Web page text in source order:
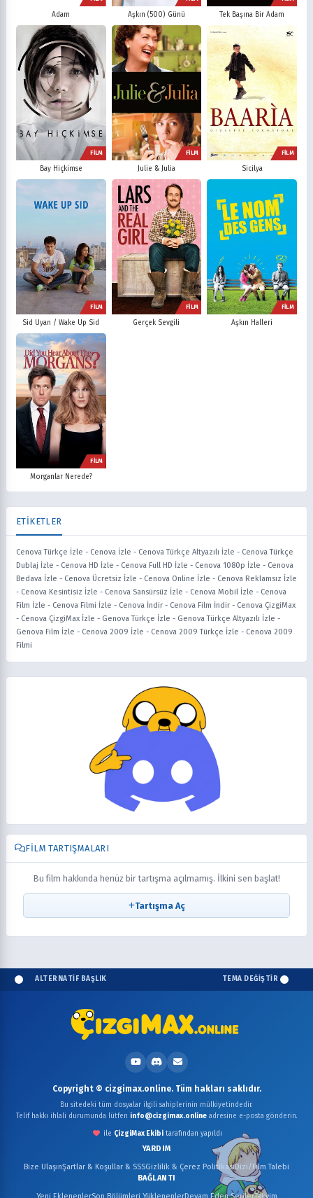
Adam Aşkın (500) Günü Tek Başına Bir Adam
FİLM
Bay Hiçkimse
FİLM
Julie & Julia
FİLM
Sicilya
FİLM
Sid Uyan / Wake Up Sid
FİLM
Gerçek Sevgili
FİLM
Aşkın Halleri
FİLM
Morganlar Nerede?
ETİKETLER
Cenova Türkçe İzle - Cenova İzle - Cenova Türkçe Altyazılı İzle - Cenova Türkçe
Dublaj İzle - Cenova HD İzle - Cenova Full HD İzle - Cenova 1080p İzle - Cenova
Bedava İzle - Cenova Ücretsiz İzle - Cenova Online İzle - Cenova Reklamsız İzle
- Cenova Kesintisiz İzle - Cenova Sansürsüz İzle - Cenova Mobil İzle - Cenova
Film İzle - Cenova Filmi İzle - Cenova İndir - Cenova Film İndir - Cenova ÇizgiMax
- Cenova ÇizgiMax İzle - Genova Türkçe İzle - Genova Türkçe Altyazılı İzle -
Genova Film İzle - Cenova 2009 İzle - Cenova 2009 Türkçe İzle - Cenova 2009
Filmi
FILM TARTIŞMALARI
Bu film hakkında henüz bir tartışma açılmamış. İlkini sen başlat!
Tartışma Aç
ALTERNATİF BAŞLIK TEMA DEĞİŞTİR
YARDIM
Bize UlaşınŞartlar & Koşullar & SSSGizlilik & Çerez PolitikasıDizi/Film Talebi
BAĞLANTI
Copyright © cizgimax.online. Tüm hakları saklıdır.
Bu sitedeki tüm dosyalar ilgili sahiplerinin mülkiyetindedir.
Telif hakkı ihlali durumunda lütfen info@cizgimax.onlineadresine e-posta gönderin.
ile ÇizgiMax Ekibitarafından yapıldı